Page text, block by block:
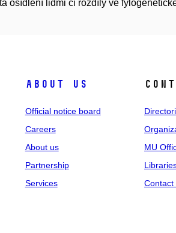
osídlení lidmi či rozdíly ve
About us
Official notice board
Careers
About us
Partnership
Services
MU
Contact